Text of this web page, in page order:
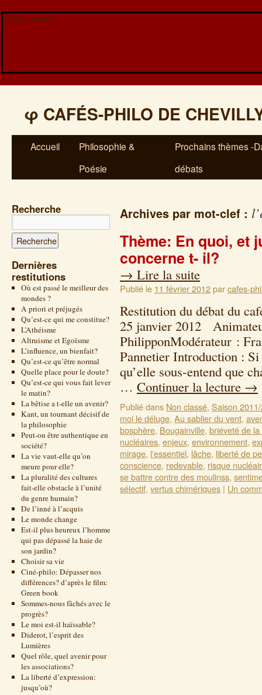
Veuillez patienter...
φ CAFÉS-PHILO DE
Accueil
Philosophie &
Poésie
Prochains thèmes -
débats
Recherche
Dernières
restitutions
Où est passé le meilleur des
mondes ?
A priori et préjugés
Qu’est-ce qui me constitue?
L’Athéisme
Altruisme et Egoïsme
L’influence, un bienfait?
Qu’est-ce qu’être normal
Quelle place pour le doute?
Qu’est-ce qui vous fait lever
le matin?
La bêtise a t-elle un avenir?
Kant, un tournant décisif de
la philosophie
Peut-on être authentique en
société?
La vie vaut-elle qu’on
meure pour elle?
La pluralité des cultures
fait-elle obstacle à l’unité
du genre humain?
De l’inné à l’acquis
Le monde change
Est-il plus heureux l’homme
qui pas dépassé la haie de
son jardin?
Choisir sa vie
Ciné-philo: Dépasser nos
différences? d’après le film:
Green book
Sommes-nous fâchés avec le
progrès?
Le moi est-il haïssable?
Diderot, l’esprit des
Lumières
Quel rôle, quel avenir pour
les associations?
La liberté d’expression:
jusqu’où?
Archives par mot-clef :
Thème: En quoi, et
concerne t- il?
→ Lire la suite
Publié le 11 février 2012parcafes-
Restitution du débat du
25 janvier 2012
PhilipponModérateur :
Pannetier Introduction :
qu’elle sous-entend que
… Continuer la lecture →
Publié dans Non classé, Saison
moi le déluge, Au sablier du vent,
bosphère, Bougainville, briéveté de la
nucléaires, enjeux, environnement,
mirage, l'essentiel, lâche, liberté de
conscience, redevable, risque
se battre contre des moulinss,
sélectif, vertus chimériques | Un